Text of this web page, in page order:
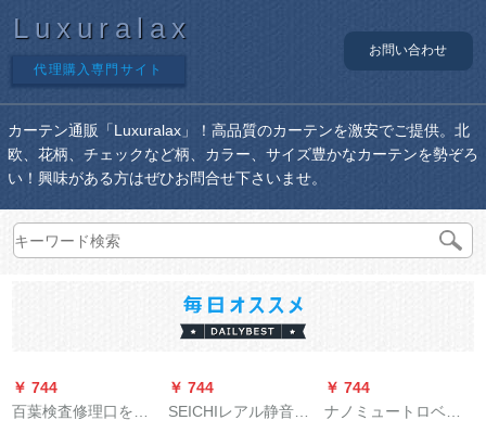
Luxuralax
代理購入専門サイト
お問い合わせ
カーテン通販「Luxuralax」！高品質のカーテンを激安でご提供。北
欧、花柄、チェックなど柄、カラー、サイズ豊かなカーテンを勢ぞろ
い！興味がある方はぜひお問合せ下さいませ。
￥ 744
百葉検査修理口を開
￥ 744
SEICHIレアル静音厚
￥ 744
ナノミュートロベル